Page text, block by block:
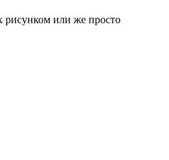
рисунком или же просто